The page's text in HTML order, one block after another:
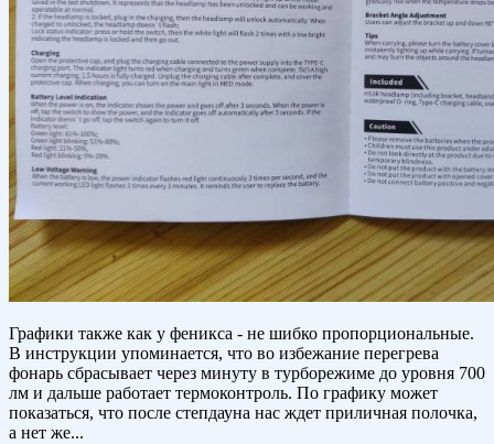
Графики также как у феникса - не шибко пропорциональные.
В инструкции упоминается, что во избежание перегрева
фонарь сбрасывает через минуту в турборежиме до уровня 700
лм и дальше работает термоконтроль. По графику может
показаться, что после степдауна нас ждет приличная полочка,
а нет же...